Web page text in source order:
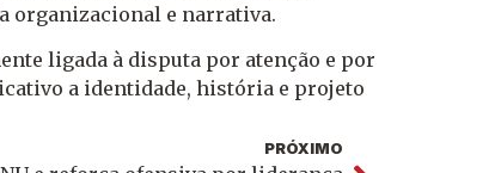
organizacional e narrativa.
ligada à disputa por atenção e por
a identidade, história e projeto
PRÓXIMO